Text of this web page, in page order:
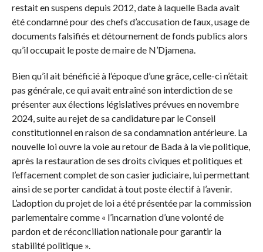
restait en suspens depuis 2012, date à laquelle Bada avait
été condamné pour des chefs d’accusation de faux, usage de
documents falsifiés et détournement de fonds publics alors
qu’il occupait le poste de maire de N’Djamena.
Bien qu’il ait bénéficié à l’époque d’une grâce, celle-ci n’était
pas générale, ce qui avait entraîné son interdiction de se
présenter aux élections législatives prévues en novembre
2024, suite au rejet de sa candidature par le Conseil
constitutionnel en raison de sa condamnation antérieure. La
nouvelle loi ouvre la voie au retour de Bada à la vie politique,
après la restauration de ses droits civiques et politiques et
l’effacement complet de son casier judiciaire, lui permettant
ainsi de se porter candidat à tout poste électif à l’avenir.
L’adoption du projet de loi a été présentée par la commission
parlementaire comme « l’incarnation d’une volonté de
pardon et de réconciliation nationale pour garantir la
stabilité politique ».